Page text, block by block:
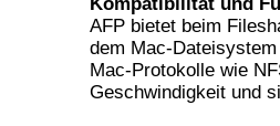
AFP bietet beim
dem Mac-
Mac-Protokolle wie
Geschwindigkeit und